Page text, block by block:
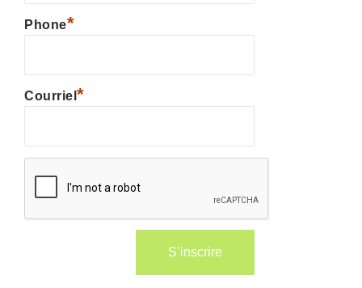
Phone*
Courriel *